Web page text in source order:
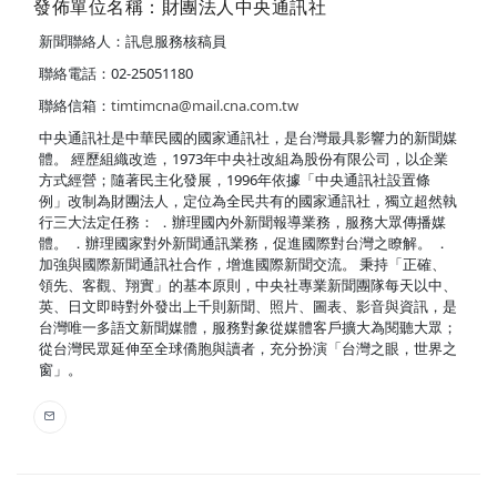
發佈單位名稱：財團法人中央通訊社
新聞聯絡人：訊息服務核稿員
聯絡電話：02-25051180
聯絡信箱： timtimcna@mail.cna.com.tw
中央通訊社是中華民國的國家通訊社，是台灣最具影響力的新聞媒
體。 經歷組織改造，1973年中央社改組為股份有限公司，以企業
方式經營；隨著民主化發展，1996年依據「中央通訊社設置條
例」改制為財團法人，定位為全民共有的國家通訊社，獨立超然執
行三大法定任務： ．辦理國內外新聞報導業務，服務大眾傳播媒
體。 ．辦理國家對外新聞通訊業務，促進國際對台灣之瞭解。 ．
加強與國際新聞通訊社合作，增進國際新聞交流。 秉持「正確、
領先、客觀、翔實」的基本原則，中央社專業新聞團隊每天以中、
英、日文即時對外發出上千則新聞、照片、圖表、影音與資訊，是
台灣唯一多語文新聞媒體，服務對象從媒體客戶擴大為閱聽大眾；
從台灣民眾延伸至全球僑胞與讀者，充分扮演「台灣之眼，世界之
窗」。